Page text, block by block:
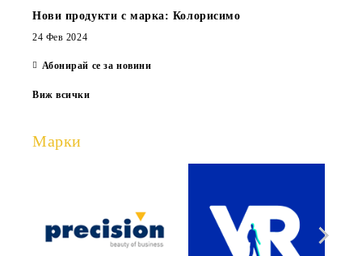
Нови продукти с марка: Колорисимо
24 Фев 2024
Абонирай се за новини
Виж всички
Марки